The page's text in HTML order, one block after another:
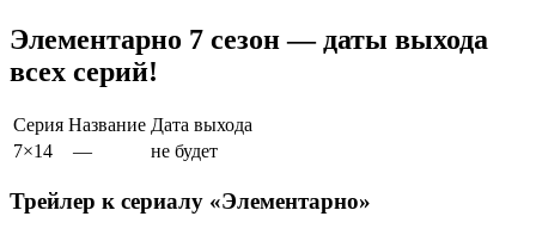
Элементарно 7 сезон — даты выхода
всех серий!
Серия Название Дата выхода
7×14
— не будет
Трейлер к сериалу «Элементарно»